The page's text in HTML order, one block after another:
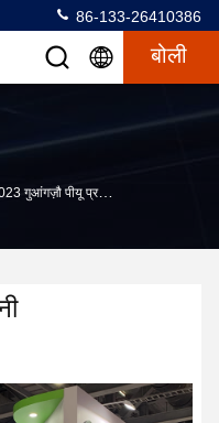
86-133-26410386
बोली
पीयू प्रदर्शनी